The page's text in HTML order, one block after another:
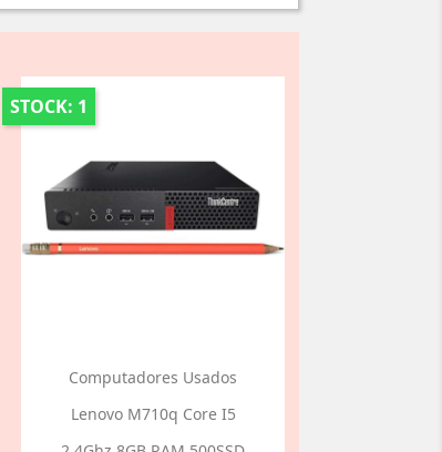
STOCK: 1
Computadores Usados
Lenovo M710q Core I5